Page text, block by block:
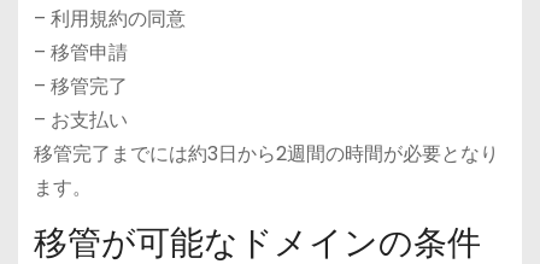
– 利用規約の同意
– 移管申請
– 移管完了
– お支払い
移管完了までには約3日から2週間の時間が必要となり
ます。
移管が可能なドメインの条件